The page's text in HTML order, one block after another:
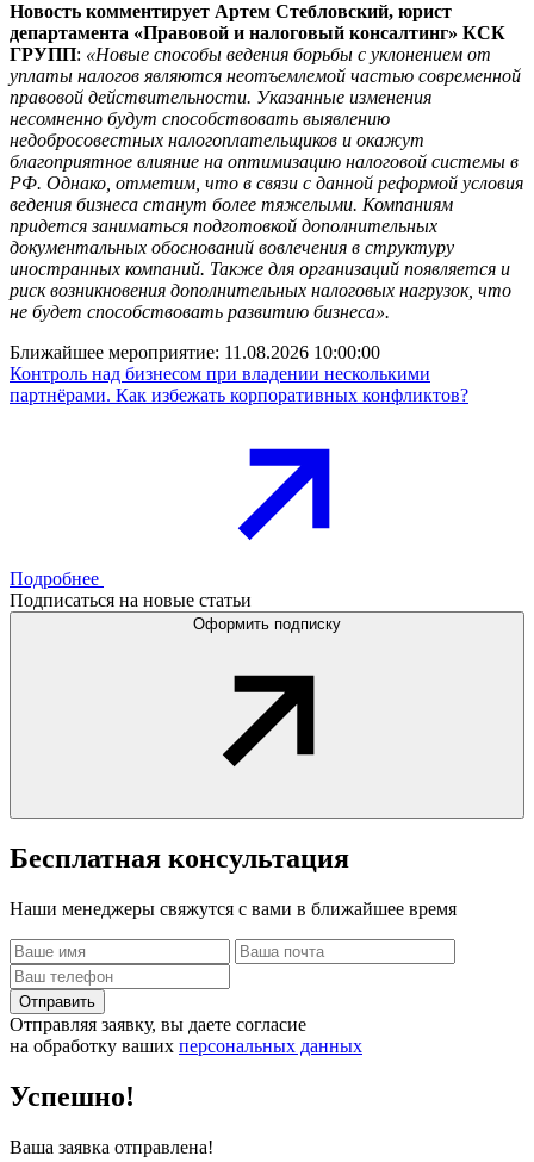
Новость комментирует Артем Стебловский, юрист
департамента «Правовой и налоговый консалтинг» КСК
ГРУПП: «Новые способы ведения борьбы с уклонением от
уплаты налогов являются неотъемлемой частью современной
правовой действительности. Указанные изменения
несомненно будут способствовать выявлению
недобросовестных налогоплательщиков и окажут
благоприятное влияние на оптимизацию налоговой системы в
РФ. Однако, отметим, что в связи с данной реформой условия
ведения бизнеса станут более тяжелыми. Компаниям
придется заниматься подготовкой дополнительных
документальных обоснований вовлечения в структуру
иностранных компаний. Также для организаций появляется и
риск возникновения дополнительных налоговых нагрузок, что
не будет способствовать развитию бизнеса».
Ближайшее мероприятие: 11.08.2026 10:00:00
Контроль над бизнесом при владении несколькими
партнёрами. Как избежать корпоративных конфликтов?
Подробнее
Подписаться на новые статьи
Оформить подписку
Бесплатная консультация
Наши менеджеры свяжутся с вами в ближайшее время
Отправить
Отправляя заявку, вы даете согласие
на обработку ваших персональных данных
Успешно!
Ваша заявка отправлена!